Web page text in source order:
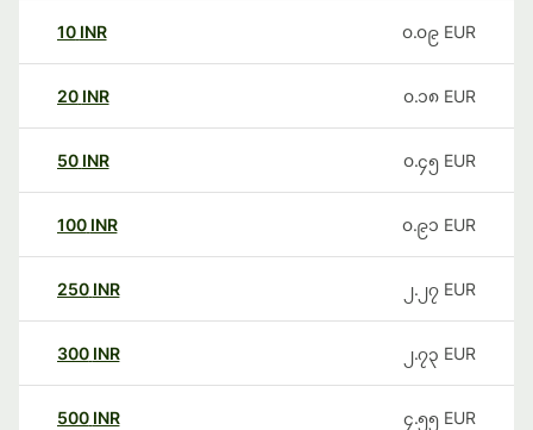
10 INR ၀.၀၉ EUR
20 INR ၀.၁၈ EUR
50 INR ၀.၄၅ EUR
100 INR ၀.၉၁ EUR
250 INR ၂.၂၇ EUR
300 INR ၂.၇၃ EUR
500 INR ၄.၅၅ EUR